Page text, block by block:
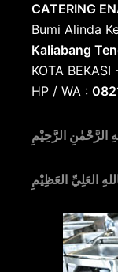
CATERING
Bumi Alinda
Kaliabang
KOTA BEKASI
HP / WA :
الرَّحْمٰنِ الرَّحِيْمِ
العَلِيِّ العَظِيْمِ